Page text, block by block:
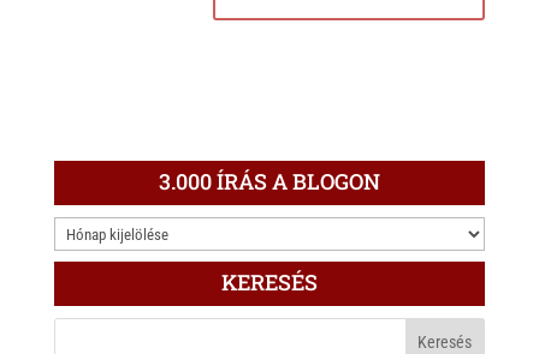
3.000 ÍRÁS A BLOGON
3.000
ÍRÁS
KERESÉS